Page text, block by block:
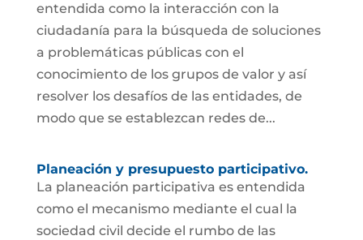
entendida como la interacción con la
ciudadanía para la búsqueda de soluciones
a problemáticas públicas con el
conocimiento de los grupos de valor y así
resolver los desafíos de las entidades, de
modo que se establezcan redes de...
Planeación y presupuesto participativo.
La planeación participativa es entendida
como el mecanismo mediante el cual la
sociedad civil decide el rumbo de las